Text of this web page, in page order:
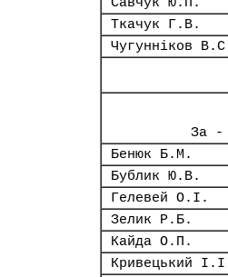
Ткачук Г.В.
Чугунніков
За -
Бенюк Б.М.
Бублик Ю.В.
Гелевей О.І.
Зелик Р.Б.
Кайда О.П.
Кривецький